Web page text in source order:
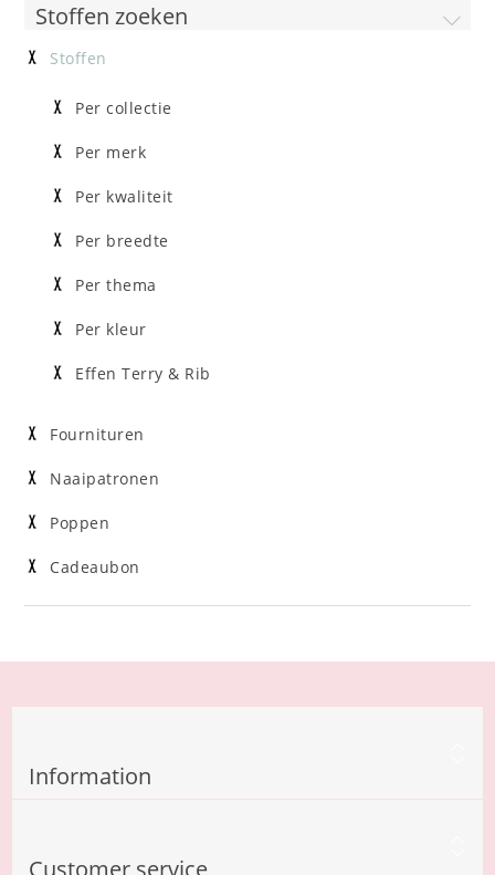
Stoffen zoeken
Stoffen
Per collectie
Per merk
Per kwaliteit
Per breedte
Per thema
Per kleur
Effen Terry & Rib
Fournituren
Naaipatronen
Poppen
Cadeaubon
Information